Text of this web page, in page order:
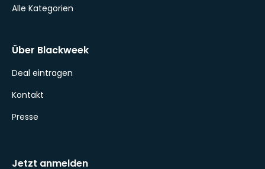
Alle Kategorien
Über Blackweek
Deal eintragen
Kontakt
Presse
Jetzt anmelden